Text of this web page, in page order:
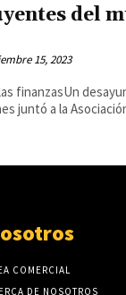
del
15, 2023
finanzasUn
juntó a la
COMERCIAL
DE NOSOTROS